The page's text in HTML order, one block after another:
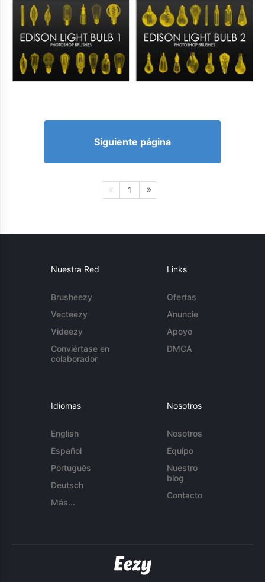
Siguiente página
1
Nuestra Red
Brusheezy
Vecteezy
Videezy
Conviértase en
colaborador
Links
Ofertas
Anuncie
Apoyo
DMCA
Idiomas
English
Español
Português
Deutsch
Más...
Nosotros
Nosotros
Equipo
Nuestro
blog
Contacto